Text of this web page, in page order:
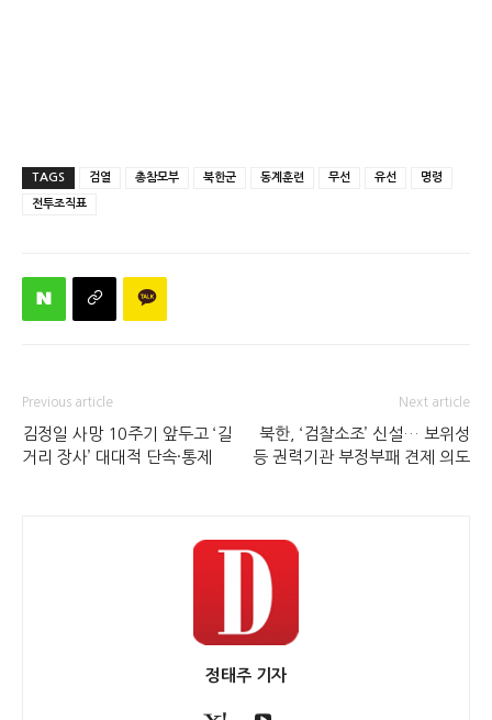
TAGS 검열 총참모부 북한군 동계훈련 무선 유선 명령
전투조직표
Previous article
김정일 사망 10주기 앞두고 ‘길
거리 장사’ 대대적 단속·통제
Next article
북한, ‘검찰소조’ 신설… 보위성
등 권력기관 부정부패 견제 의도
정태주 기자